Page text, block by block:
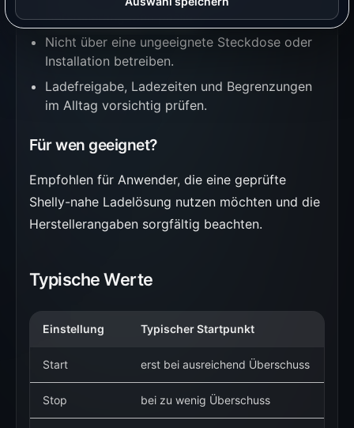
Herstellerangaben passen.
Nicht über eine ungeeignete Steckdose oder
Installation betreiben.
Ladefreigabe, Ladezeiten und Begrenzungen
im Alltag vorsichtig prüfen.
Für wen geeignet?
Empfohlen für Anwender, die eine geprüfte
Shelly-nahe Ladelösung nutzen möchten und die
Herstellerangaben sorgfältig beachten.
Typische Werte
Einstellung Typischer Startpunkt
Start erst bei ausreichend Überschuss
Stop bei zu wenig Überschuss